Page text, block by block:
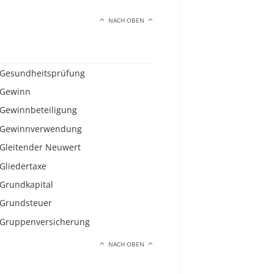
NACH OBEN
Gesundheitsprüfung
Gewinn
Gewinnbeteiligung
Gewinnverwendung
Gleitender Neuwert
Gliedertaxe
Grundkapital
Grundsteuer
Gruppenversicherung
NACH OBEN